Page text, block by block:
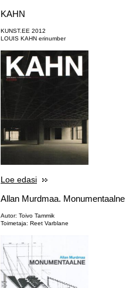
KAHN
KUNST.EE 2012
LOUIS KAHN erinumber
Loe edasi
Allan Murdmaa. Monumentaalne
Autor: Toivo Tammik
Toimetaja: Reet Varblane